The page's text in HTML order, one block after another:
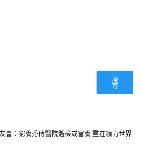
搜
尋
會：窮養秀傳醫院體檢或富養 重在精力世界